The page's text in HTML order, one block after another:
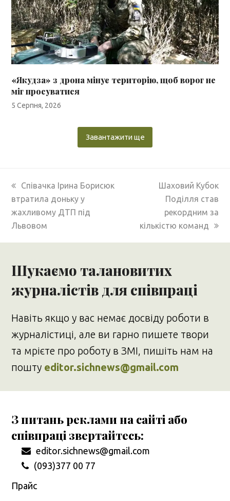
«Якудза» з дрона мінує територію, щоб ворог не
міг просуватися
5 Серпня, 2026
Завантажити ще
previous
post:
Співачка Ірина Борисюк
втратила доньку у
жахливому ДТП під
Львовом
next
post:
Шаховий Кубок
Поділля став
рекордним за
кількістю команд
Шукаємо талановитих
журналістів для співпраці
Навіть якщо у вас немає досвіду роботи в
журналістиці, але ви гарно пишете твори
та мрієте про роботу в ЗМІ, пишіть нам на
пошту editor.sichnews@gmail.com
З питань реклами на сайті або
співпраці звертайтесь:
editor.sichnews@gmail.com
(093)377 00 77
Прайс